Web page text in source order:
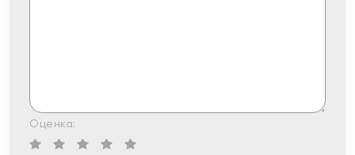
Оценка: